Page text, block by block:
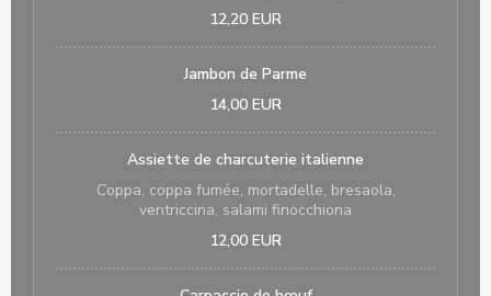
12,20 EUR
Jambon de Parme
14,00 EUR
Assiette de charcuterie italienne
Coppa, coppa fumée, mortadelle, bresaola,
ventriccina, salami finocchiona
12,00 EUR